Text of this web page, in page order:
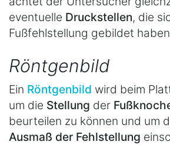
eventuelle Druckstellen, die
Fußfehlstellung gebildet
Röntgenbild
Ein Röntgenbild wird beim
um die Stellung der
beurteilen zu können und um
Ausmaß der Fehlstellung